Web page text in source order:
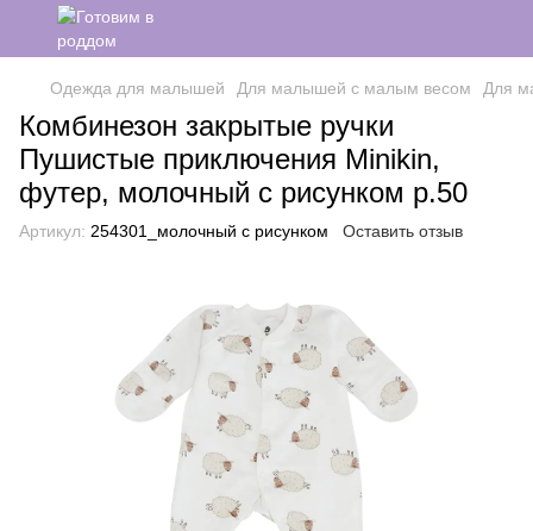
Одежда для малышей Для малышей с малым весом Для
Комбинезон закрытые ручки
Пушистые приключения Minikin,
футер, молочный с рисунком р.50
Артикул: 254301_молочный с рисунком Оставить отзыв